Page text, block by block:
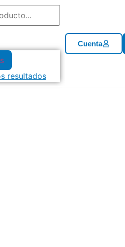
resultados
Cuenta